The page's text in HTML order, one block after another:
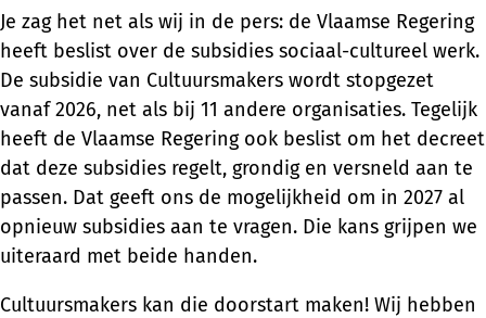
Je zag het net als wij in de pers: de Vlaamse Regering
heeft beslist over de subsidies sociaal-cultureel werk.
De subsidie van Cultuursmakers wordt stopgezet
vanaf 2026, net als bij 11 andere organisaties. Tegelijk
heeft de Vlaamse Regering ook beslist om het decreet
dat deze subsidies regelt, grondig en versneld aan te
passen. Dat geeft ons de mogelijkheid om in 2027 al
opnieuw subsidies aan te vragen. Die kans grijpen we
uiteraard met beide handen.
Cultuursmakers kan die doorstart maken! Wij hebben